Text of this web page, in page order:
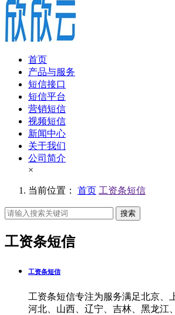
首页
产品与服务
短信接口
短信平台
营销短信
视频短信
新闻中心
关于我们
公司简介
×
当前位置： 首页 工资条短信
搜索
工资条短信
工资条短信
工资条短信专注为服务满足北京、
河北、山西、辽宁、吉林、黑龙江